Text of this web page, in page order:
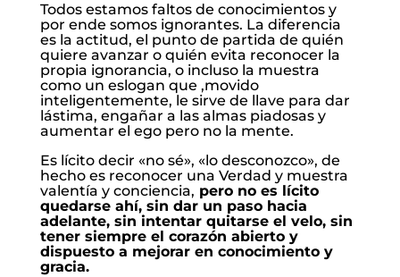
Todos estamos faltos de conocimientos y
por ende somos ignorantes. La diferencia
es la actitud, el punto de partida de quién
quiere avanzar o quién evita reconocer la
propia ignorancia, o incluso la muestra
como un eslogan que ,movido
inteligentemente, le sirve de llave para dar
lástima, engañar a las almas piadosas y
aumentar el ego pero no la mente.
Es lícito decir «no sé», «lo desconozco», de
hecho es reconocer una Verdad y muestra
valentía y conciencia, pero no es lícito
quedarse ahí, sin dar un paso hacia
adelante, sin intentar quitarse el velo, sin
tener siempre el corazón abierto y
dispuesto a mejorar en conocimiento y
gracia.